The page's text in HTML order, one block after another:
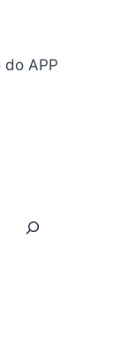
APP